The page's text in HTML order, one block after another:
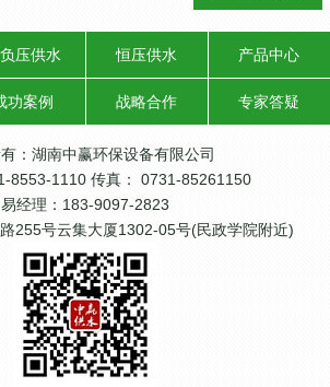
压供水 恒压供水 产品中心
功案例 战略合作 专家答疑
：湖南中赢环保设备有限公司
8553-1110 传真： 0731-85261150
易经理：183-9097-2823
255号云集大厦1302-05号(民政学院附近)